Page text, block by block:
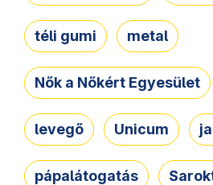
téli gumi metal
Nők a Nőkért Egyesület
levegő Unicum
pápalátogatás